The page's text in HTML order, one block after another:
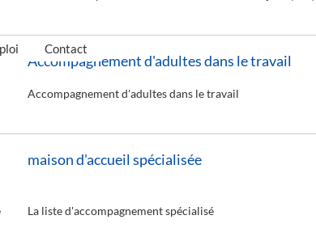
Contact
Accompagnement d'adultes dans le travail
Accompagnement d'adultes dans le travail
maison d'accueil spécialisée
La liste d'accompagnement spécialisé